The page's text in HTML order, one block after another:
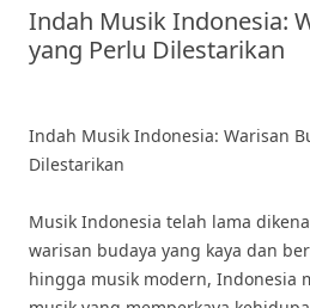
Indah Musik Indonesia:
yang Perlu Dilestarikan
Indah Musik Indonesia: Warisan
Dilestarikan
Musik Indonesia telah lama
warisan budaya yang kaya dan
hingga musik modern, Indonesia